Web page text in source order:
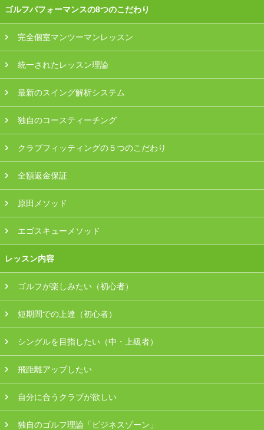
プラン・料金
店舗一覧
東京
関東（神奈川・埼玉・千葉）
中部（静岡・愛知）
関西（大阪・兵庫・滋賀）
受講生の声
採用情報
ゴルフパフォーマンスの8つのこだわり
完全個室マンツーマンレッスン
統一されたレッスン理論
最新のスイング解析システム
独自のコースティーチング
クラブフィッティングの５つのこだわり
全額返金保証
原田メソッド
エゴスキューメソッド
レッスン内容
ゴルフが楽しみたい（初心者）
短期間での上達（初心者）
シングルを目指したい（中・上級者）
飛距離アップしたい
自分に合うクラブが欲しい
独自のゴルフ理論「ビジネスゾーン」